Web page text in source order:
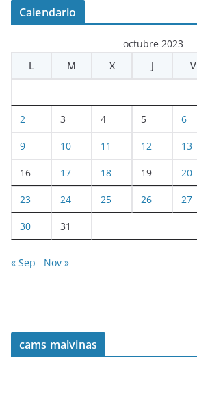
Calendario
octubre 2023
L
M X J V
2 3 4 5 6
9 10 11 12 13
16 17 18 19 20
23 24 25 26 27
30 31
« Sep Nov »
cams malvinas